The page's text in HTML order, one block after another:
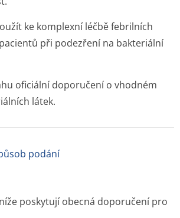
ke komplexní léčbě febrilních
při podezření na bakteriální
oficiální doporučení o vhodném
látek.
podání
poskytují obecná doporučení pro